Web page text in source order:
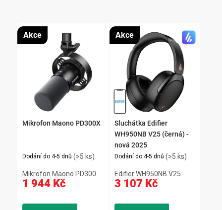
Akce
Mikrofon Maono PD300X
Dodání do 4-5 dnů (>5 ks)
1 944 Kč
Mikrofon Maono PD300X
nabízí studiovou kvalitu
192 kHz / 24 bitů,
Akce
Sluchátka Edifier
WH950NB V25 (černá) -
nová 2025
Dodání do 4-5 dnů (>5 ks)
3 107 Kč
Edifier WH950NB V25
(2025) nabízí vylepšené
dlouhou výdrž až 80 hodin